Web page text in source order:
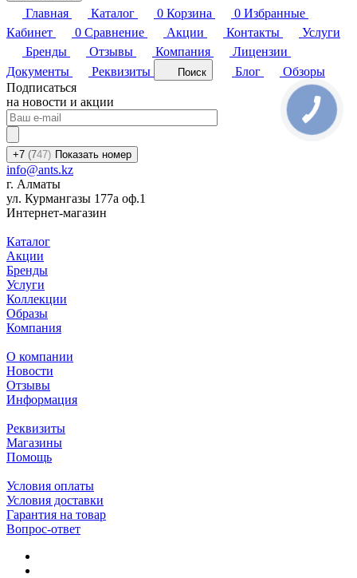
Главная Каталог 0 Корзина 0 Избранные
Кабинет
0 Сравнение Акции Контакты
Услуги
Бренды
Отзывы Компания
Лицензии
Документы
Реквизиты Поиск Блог
Обзоры
Подписаться
на новости и акции
+7 (747) Показать номер
info@ants.kz
г. Алматы
ул. Курмангазы 177а оф.1
Интернет-магазин
Каталог
Акции
Бренды
Услуги
Коллекции
Образы
Компания
О компании
Новости
Отзывы
Информация
Реквизиты
Магазины
Помощь
Условия оплаты
Условия доставки
Гарантия на товар
Вопрос-ответ